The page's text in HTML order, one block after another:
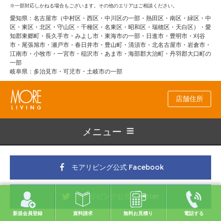
※一部対応しかねる場合もございます。その他のエリアはご相談ください。
愛知県：名古屋市（中村区・西区・中川区の一部・熱田区・南区・緑区・中
区・東区・北区・守山区・千種区・名東区・昭和区・瑞穂区・天白区）・愛
知郡東郷町・長久手市・みよし市・東海市の一部・日進市・豊明市・刈谷
市・尾張旭市・瀬戸市・春日井市・豊山町・清須市・北名古屋市・岩倉市・
江南市・小牧市・一宮市・稲沢市・あま市・海部郡大治町・丹羽郡大口町の
一部
岐阜県：多治見市・可児市・土岐市の一部
店舗住所
メニュー
モアリビング公式 Facebook
モアリビング公式 Twitter
新規会員登録 資料請求 無料お見積り 電話する